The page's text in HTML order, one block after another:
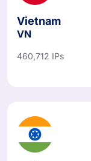
Vietnam
VN
460,712 IPs